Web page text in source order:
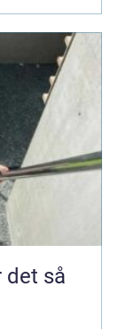
det så